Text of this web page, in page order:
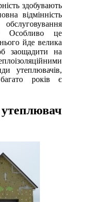
здобувають
відмінність
Особливо це
йде велика
заощадити на
утеплювачів,
років є